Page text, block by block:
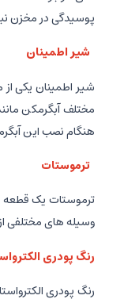
پوسیدگی در مخزن
شیر اطمینان
شیر اطمینان یکی
مختلف آبگرمکن
هنگام نصب این
ترموستات
ترموستات یک قطعه
وسیله های مختلفی
رنگ پودری
رنگ پودری